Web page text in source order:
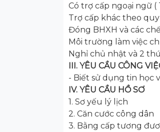
Có trợ cấp ngoại ngữ
Trợ cấp khác theo
Đóng BHXH và các
Môi trường làm việc
Nghỉ chủ nhật và 2
III. YÊU CẦU CÔNG
- Biết sử dụng tin học
IV. YÊU CẦU HỒ SƠ
1. Sơ yếu lý lịch
2. Căn cước công dân
3. Bằng cấp tương